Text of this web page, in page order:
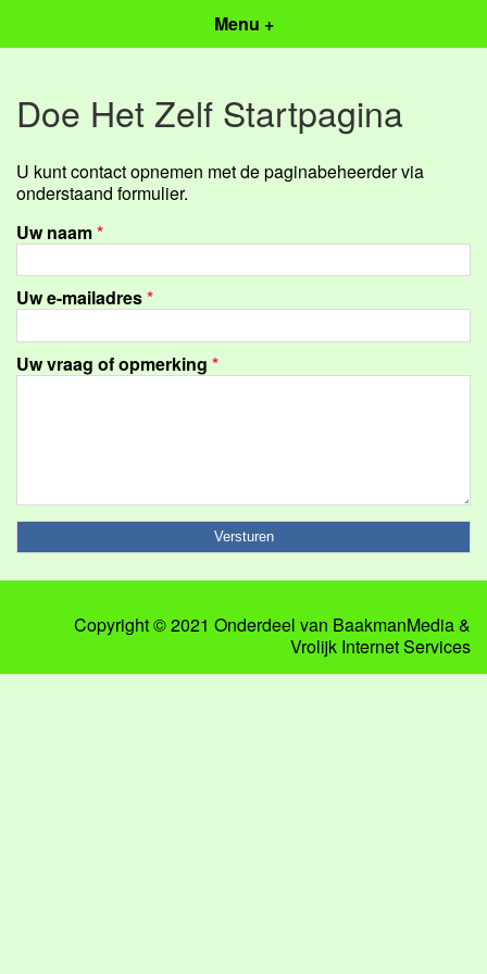
Menu +
Doe Het Zelf Startpagina
U kunt contact opnemen met de paginabeheerder via
onderstaand formulier.
Uw naam*
Uw e-mailadres*
Uw vraag of opmerking *
Copyright © 2021 Onderdeel van BaakmanMedia&
Vrolijk Internet Services